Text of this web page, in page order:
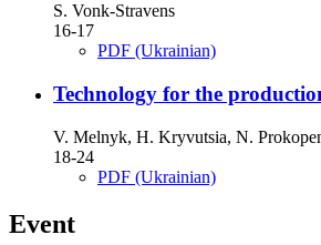
S. Vonk-Stravens
16-17
PDF (Ukrainian)
Technology for the
V. Melnyk, H. Kryvutsia, N.
18-24
PDF (Ukrainian)
Event